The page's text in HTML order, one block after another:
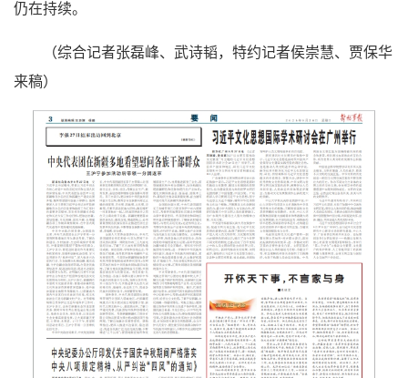
仍在持续。
（综合记者张磊峰、武诗韬，特约记者侯崇慧、贾保华
来稿）